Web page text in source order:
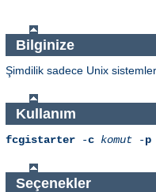
Bilginize
Şimdilik sadece Unix
Kullanım
fcgistarter -c komut -p
Seçenekler